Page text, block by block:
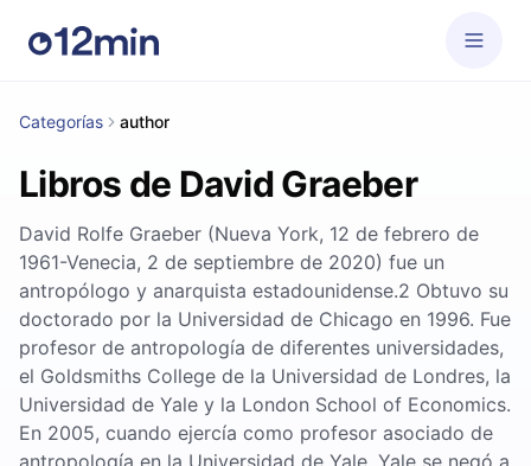
Categorías author
Libros de David Graeber
David Rolfe Graeber (Nueva York, 12 de febrero de
1961-Venecia, 2 de septiembre de 2020)​ fue un
antropólogo y anarquista estadounidense.2 Obtuvo su
doctorado por la Universidad de Chicago en 1996. Fue
profesor de antropología de diferentes universidades,
el Goldsmiths College de la Universidad de Londres, la
Universidad de Yale y la London School of Economics.
En 2005, cuando ejercía como profesor asociado de
antropología en la Universidad de Yale, Yale se negó a